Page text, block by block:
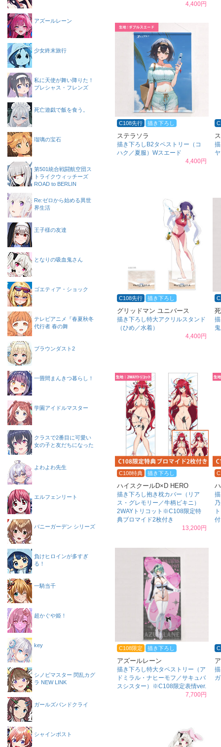
4,400円
C108先行 描き下ろし
ステラソラ
描き下ろしB2タペストリー（コ
ハク／夏服）Wスエード
4,400円
C108先行 描き下ろし
グリッドマン ユニバース
描き下ろし特大アクリルスタンド
（ひめ／水着）
4,400円
C108特典 描き下ろし
ハイスクールD×D HERO
描き下ろし抱き枕カバー（リア
ス・グレモリー／牛柄ビキニ）
2WAYトリコット※C108限定特
典ブロマイド2枚付き
13,200円
C108限定 描き下ろし
アズールレーン
描き下ろし特大タペストリー（ア
ドミラル・ナヒーモフ／サキュバ
スシスター）※C108限定表情ver.
7,700円
アズールレーン
少女終末旅行
私に天使が舞い降りた！
プレシャス・フレンズ
死亡遊戯で飯を食う。
瑠璃の宝石
第501統合戦闘航空団ス
トライクウィッチーズ
ROAD to BERLIN
Re:ゼロから始める異世
界生活
王子様の友達
となりの吸血鬼さん
ゴエティア・ショック
テレビアニメ『春夏秋冬
代行者 春の舞
ブラウンダスト2
一畳間まんきつ暮らし！
学園アイドルマスター
クラスで2番目に可愛い
女の子と友だちになった
よわよわ先生
エルフェンリート
バニーガーデン シリーズ
負けヒロインが多すぎ
る！
一騎当千
超かぐや姫！
key
シノビマスター 閃乱カグ
ラ NEW LINK
ガールズバンドクライ
シャインポスト